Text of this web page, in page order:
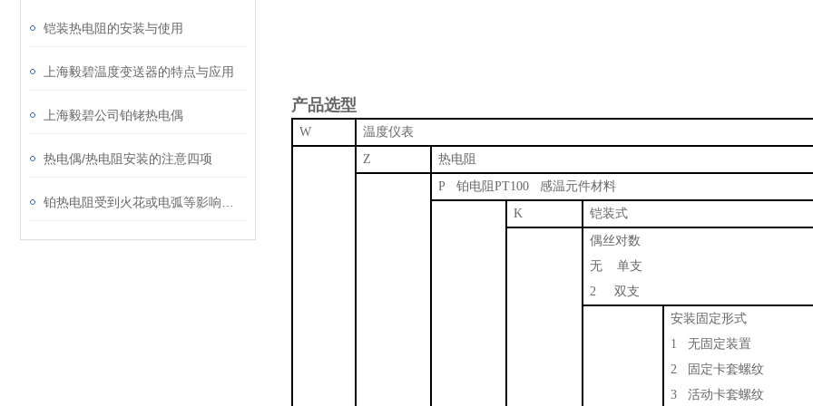
铠装热电阻的安装与使用
上海毅碧温度变送器的特点与应用
上海毅碧公司铂铑热电偶
热电偶/热电阻安装的注意四项
产品选型
W
温度仪
Z
热电阻
P 铂电阻PT100 感温元件材料
K
铠装式
偶丝对数
无 单支
2 双支
安装固定形式
1 无固定装置
2 固定卡套螺纹
3 活动卡套螺纹